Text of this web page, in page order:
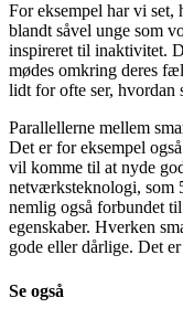
For eksempel har vi
blandt såvel unge som
inspireret til inaktivitet.
mødes omkring deres
lidt for ofte ser, hvordan
Parallellerne mellem
Det er for eksempel
vil komme til at nyde
netværksteknologi, som
nemlig også forbundet
egenskaber. Hverken
gode eller dårlige. Det
Se også